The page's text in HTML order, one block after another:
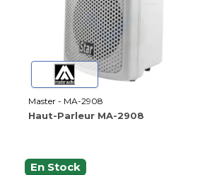
Master - MA-2908
Haut-Parleur MA-2908
En Stock